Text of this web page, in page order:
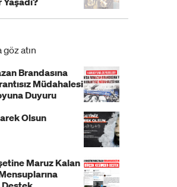
göz atın
Brandasına
Müdahalesi
Duyuru
Olsun
Maruz Kalan